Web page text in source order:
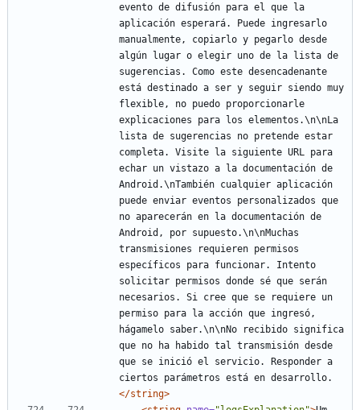
evento de difusión para el que la
aplicación esperará. Puede ingresarlo
manualmente, copiarlo y pegarlo desde
algún lugar o elegir uno de la lista de
sugerencias. Como este desencadenante
está destinado a ser y seguir siendo muy
flexible, no puedo proporcionarle
explicaciones para los elementos.\n\nLa
lista de sugerencias no pretende estar
completa. Visite la siguiente URL para
echar un vistazo a la documentación de
Android.\nTambién cualquier aplicación
puede enviar eventos personalizados que
no aparecerán en la documentación de
Android, por supuesto.\n\nMuchas
transmisiones requieren permisos
específicos para funcionar. Intento
solicitar permisos donde sé que serán
necesarios. Si cree que se requiere un
permiso para la acción que ingresó,
hágamelo saber.\n\nNo recibido significa
que no ha habido tal transmisión desde
que se inició el servicio. Responder a
ciertos parámetros está en desarrollo.
</string>